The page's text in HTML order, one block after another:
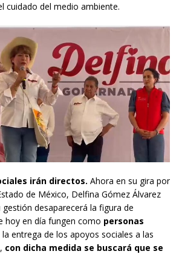
cuidado del medio ambiente.
irán directos. Ahora en su gira por
de México, Delfina Gómez Álvarez
desaparecerá la figura de
hoy en día fungen como personas
la entrega de los apoyos sociales a las
con dicha medida se buscará que se